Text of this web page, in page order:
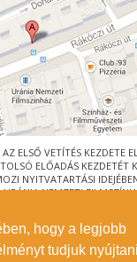
hogy a legjobb
tudjuk
ELSŐ VETÍTÉS KEZDETE
ELŐADÁS KEZDETÉT
NYITVATARTÁSI
NEMZETI
1088 BUDAPEST, RÁKÓCZI ÚT